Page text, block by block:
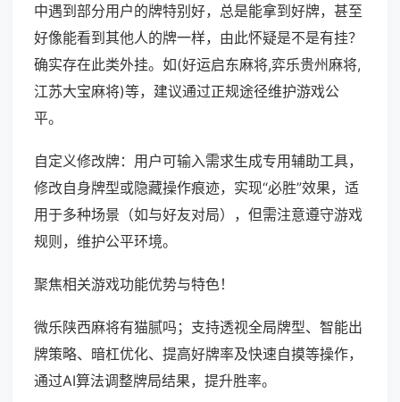
中遇到部分用户的牌特别好，总是能拿到好牌，甚至
好像能看到其他人的牌一样，由此怀疑是不是有挂？
确实存在此类外挂。如(好运启东麻将,弈乐贵州麻将,
江苏大宝麻将)等，建议通过正规途径维护游戏公
平。
自定义修改牌：用户可输入需求生成专用辅助工具，
修改自身牌型或隐藏操作痕迹，实现“必胜”效果，适
用于多种场景（如与好友对局），但需注意遵守游戏
规则，维护公平环境。
聚焦相关游戏功能优势与特色！
微乐陕西麻将有猫腻吗；支持透视全局牌型、智能出
牌策略、暗杠优化、提高好牌率及快速自摸等操作，
通过AI算法调整牌局结果，提升胜率。